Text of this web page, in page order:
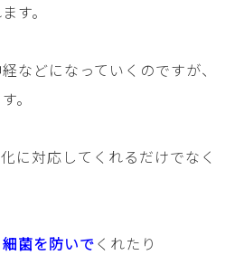
す。
などになっていくのですが、
。
に対応してくれるだけでなく
菌を防いでくれたり